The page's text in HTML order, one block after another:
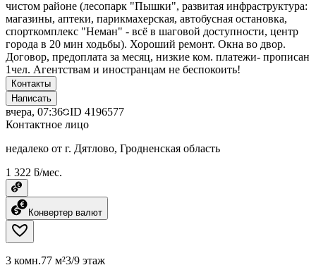
чистом районе (лесопарк "Пышки", развитая инфраструктура:
магазины, аптеки, парикмахерская, автобусная остановка,
спорткомплекс "Неман" - всё в шаговой доступности, центр
города в 20 мин ходьбы). Хороший ремонт. Окна во двор.
Договор, предоплата за месяц, низкие ком. платежи- прописан
1чел. Агентствам и иностранцам не беспокоить!
Контакты
Написать
вчера, 07:36 ID 4196577
Контактное лицо
недалеко от г. Дятлово, Гродненская область
1 322 ƃ/мес.
Конвертер валют
3 комн.77 м²3/9 этаж